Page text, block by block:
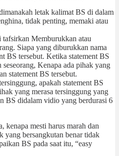
letak kalimat BS di dalam
tidak penting, memaki atau
Memburukkan atau
Siapa yang diburukkan nama
BS tersebut. Ketika statement BS
Kenapa ada pihak yang
statement BS tersebut.
apakah statement BS
yang merasa tersinggung yang
BS didalam vidio yang berdurasi 6
kenapa mesti harus marah dan
yang bersangkutan benar tidak
BS pada saat itu, “easy